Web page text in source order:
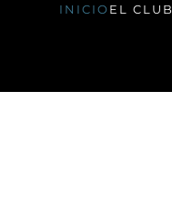
INICIOEL CLUB